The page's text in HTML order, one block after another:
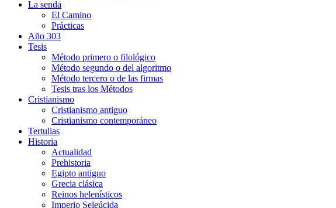
La senda
El Camino
Prácticas
Año 303
Tesis
Método primero o filológico
Método segundo o del algoritmo
Método tercero o de las firmas
Tesis tras los Métodos
Cristianismo
Cristianismo antiguo
Cristianismo contemporáneo
Tertulias
Historia
Actualidad
Prehistoria
Egipto antiguo
Grecia clásica
Reinos helenísticos
Imperio Seleúcida